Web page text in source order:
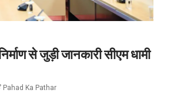
से जुड़ी जानकारी सीएम धामी
Pahad Ka Pathar